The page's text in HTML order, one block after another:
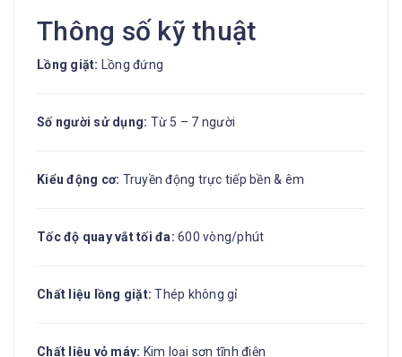
Thông số kỹ thuật
Lồng giặt: Lồng đứng
Số người sử dụng: Từ 5 – 7 người
Kiểu động cơ: Truyền động trực tiếp bền & êm
Tốc độ quay vắt tối đa: 600 vòng/phút
Chất liệu lồng giặt:Thép không gỉ
Chất liệu vỏ máy: Kim loại sơn tĩnh điện